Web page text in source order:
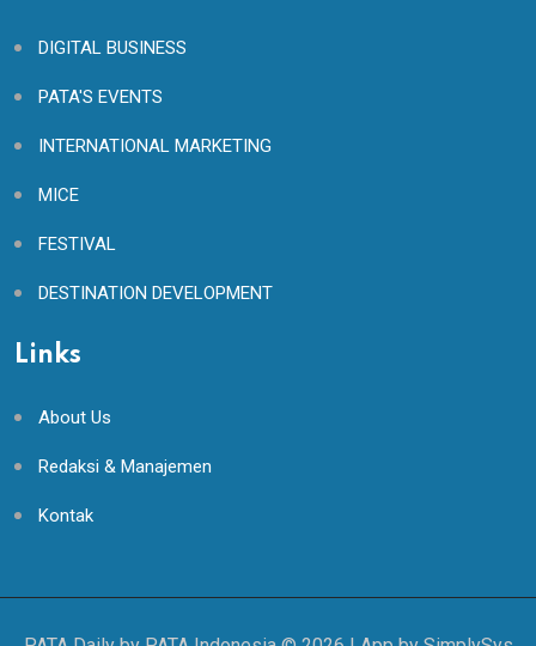
DIGITAL BUSINESS
PATA'S EVENTS
INTERNATIONAL MARKETING
MICE
FESTIVAL
DESTINATION DEVELOPMENT
Links
About Us
Redaksi & Manajemen
Kontak